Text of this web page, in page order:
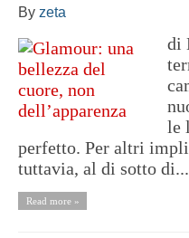
By zeta
di
le
perfetto. Per altri
tuttavia, al di sotto di...
Read more »